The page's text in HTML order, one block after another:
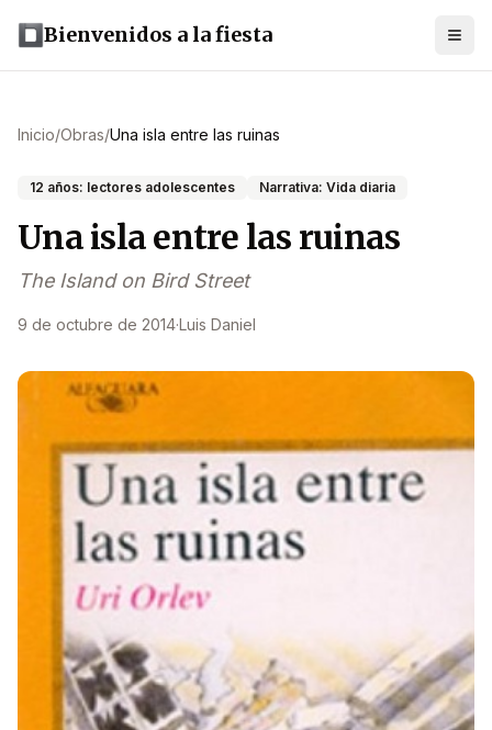
Bienvenidos a la fiesta
Inicio/Obras/Una isla entre las ruinas
12 años: lectores adolescentes Narrativa: Vida diaria
Una isla entre las ruinas
The Island on Bird Street
9 de octubre de 2014·Luis Daniel